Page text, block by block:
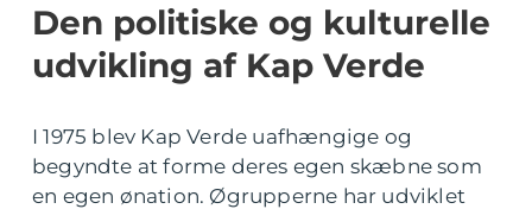
Den politiske og kulturelle
udvikling af Kap Verde
I 1975 blev Kap Verde uafhængige og
begyndte at forme deres egen skæbne som
en egen ønation. Øgrupperne har udviklet